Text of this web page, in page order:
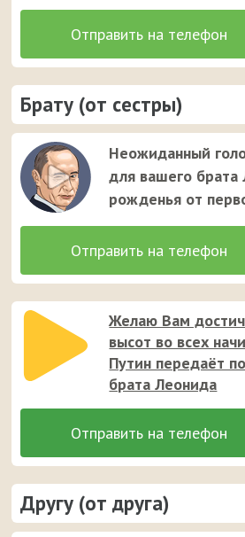
Брату (от сестры)
Неожиданный
для вашего брата
рожденья от
Желаю Вам
высот во всех
Путин передаёт
брата Леонида
Другу (от друга)